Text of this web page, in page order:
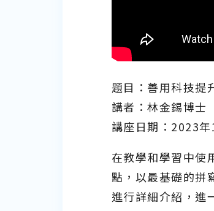
題目：善用科技提
講者：林金錫博士
講座日期：2023年
在教學和學習中使
點，以最基礎的拼
進行詳細介紹，進